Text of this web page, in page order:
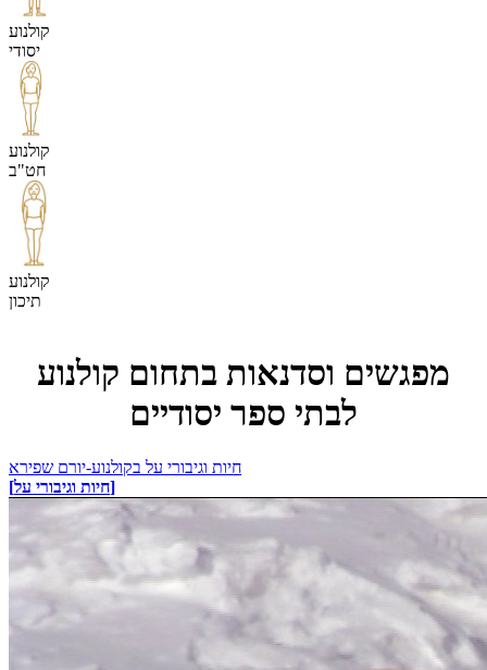
קולנוע
יסודי
קולנוע
חט"ב
קולנוע
תיכון
מפגשים וסדנאות בתחום קולנוע
לבתי ספר יסודיים
חיות וגיבורי על בקולנוע-יורם שפירא
[חיות וגיבורי על]